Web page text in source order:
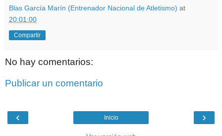
Blas García Marín (Entrenador Nacional de Atletismo) at
20:01:00
Compartir
No hay comentarios:
Publicar un comentario
‹ ›
Inicio